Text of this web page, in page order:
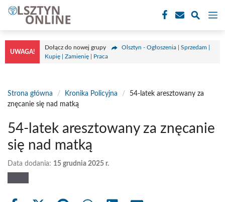
Przejdź
treści
UWAGA!
Dołącz do nowej grupy
Olsztyn - Ogłoszenia | Sprzedam |
Kupię | Zamienię | Praca
Strona główna / Kronika Policyjna /
54-latek aresztowany za
znęcanie się nad matką
54-latek aresztowany za znęcanie
się nad matką
Data dodania: 15 grudnia 2025 r.